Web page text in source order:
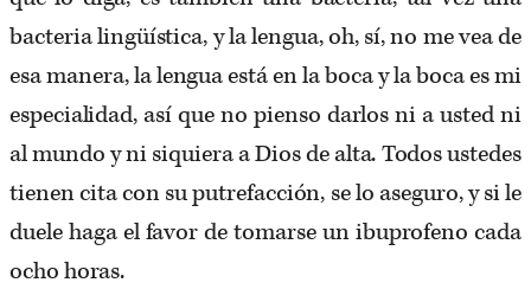
bacteria lingüística, y la lengua, oh, sí, no me vea de
esa manera, la lengua está en la boca y la boca es mi
especialidad, así que no pienso darlos ni a usted ni
al mundo y ni siquiera a Dios de alta. Todos ustedes
tienen cita con su putrefacción, se lo aseguro, y si le
duele haga el favor de tomarse un ibuprofeno cada
ocho horas.